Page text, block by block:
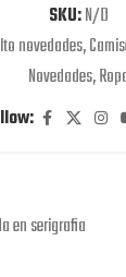
SKU:N/D
novedades,
Novedades,
en serigrafia